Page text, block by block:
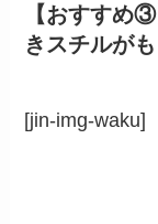
【おすすめ
きスチルが
[jin-img-waku]